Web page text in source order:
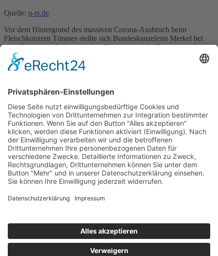
Quelle: n-tv.de
Vor dem Hintergrund des massiven Corona-Ausbruch beim
Fleischkonzern Tönnies stellte sich Bundeskanzelerin Merkel bei
einer Regierungsbefragung dem Plenum. Auf die Frage nach den
Zuständen auf deutschen Großschlachthöfen, antwortete Sie, man
werde Werkverträge für die Fleischindustrie abschaffen.
Weiterlesen
1
…
26
27
28
29
30
31
32
62
Impressum